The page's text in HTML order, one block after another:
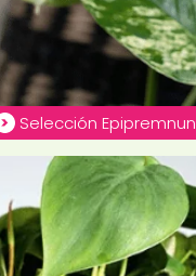
Selección Epipremnun